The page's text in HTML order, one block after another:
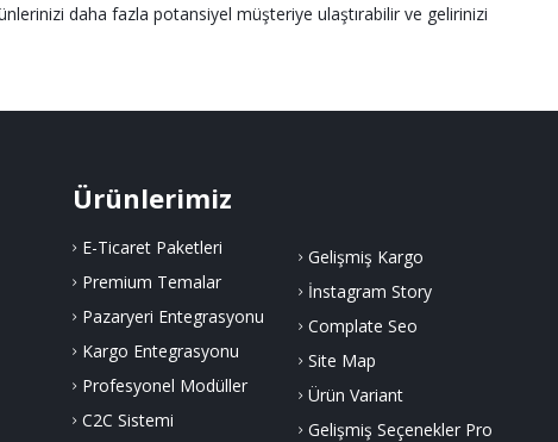
daha fazla potansiyel müşteriye ulaştırabilir ve gelirinizi
Ürünlerimiz
E-Ticaret Paketleri
Premium Temalar
Pazaryeri Entegrasyonu
Kargo Entegrasyonu
Profesyonel Modüller
C2C Sistemi
Gelişmiş Kargo
İnstagram Story
Complate Seo
Site Map
Ürün Variant
Gelişmiş Seçenekler Pro